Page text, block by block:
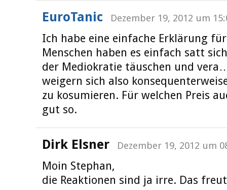
EuroTanic Dezember 19, 2012 um
Ich habe eine einfache Erklärung
Menschen haben es einfach satt
der Mediokratie täuschen und
weigern sich also
zu kosumieren. Für welchen Preis
gut so.
Dirk Elsner Dezember 19, 2012 um
Moin Stephan,
die Reaktionen sind ja irre. Das